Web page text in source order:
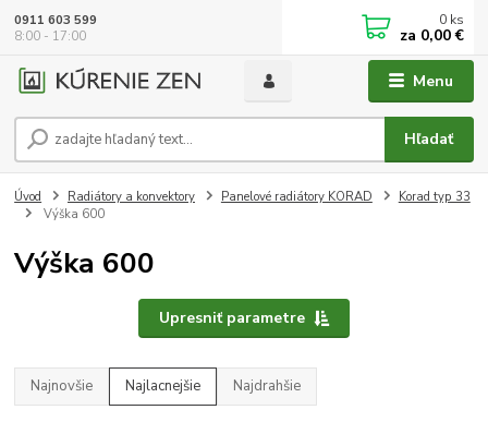
Menu
Hľadať
0911 603 599
8:00 - 17:00
0 ks
za 0,00 €
Úvod Radiátory a konvektory Panelové radiátory KORAD
Korad typ 33
Výška 600
Výška 600
Upresniť parametre
Najnovšie Najlacnejšie Najdrahšie